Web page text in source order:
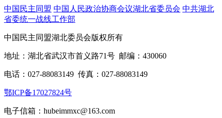
中国民主同盟 中国人民政治协商会议湖北省委员会 中共湖北
省委统一战线工作部
中国民主同盟湖北委员会版权所有
地址：湖北省武汉市首义路71号 邮编：430060
电话：027-88083149 传真：027-88083149
鄂ICP备17027824号
电子信箱：hubeimmxc@163.com